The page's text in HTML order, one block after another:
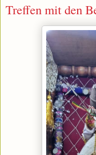
Treffen mit den